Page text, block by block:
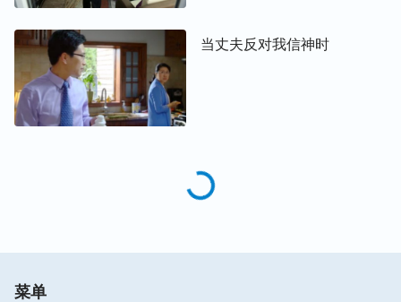
当丈夫反对我信神时
菜单